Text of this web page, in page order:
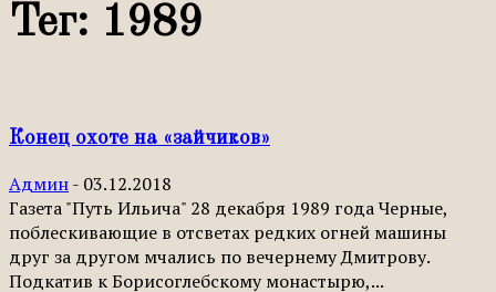
Тег: 1989
Конец охоте на «зайчиков»
Админ- 03.12.2018
Газета "Путь Ильича" 28 декабря 1989 года Черные,
поблескивающие в отсветах редких огней машины
друг за другом мчались по вечернему Дмитрову.
Подкатив к Борисоглебскому монастырю,...